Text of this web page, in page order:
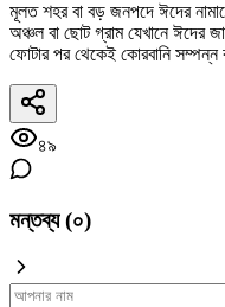
মূলত শহর বা বড় জনপদে ঈদের
অঞ্চল বা ছোট গ্রাম যেখানে ঈদের
ফোটার পর থেকেই কোরবানি সম্পন্ন
৪৯
মন্তব্য (০)